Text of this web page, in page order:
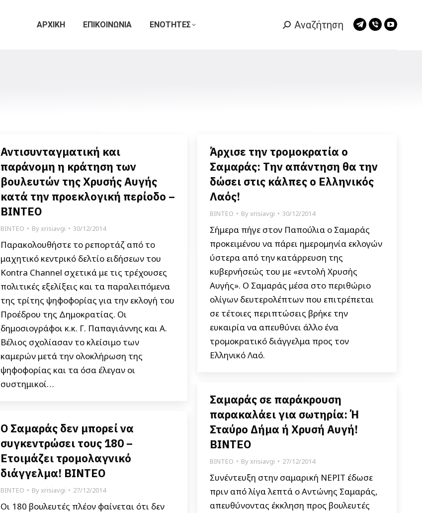
ΑΡΧΙΚΗ ΕΠΙΚΟΙΝΩΝΙΑ ΕΝΟΤΗΤΕΣ Search:
Αναζήτηση
Telegram
Viber
Αντισυνταγματική και
παράνομη η κράτηση των
βουλευτών της Χρυσής Αυγής
κατά την προεκλογική περίοδο –
ΒΙΝΤΕΟ
ΒΙΝΤΕΟ Byxrisiavgi 30/12/2014
Παρακολουθήστε το ρεπορτάζ από το
μαχητικό κεντρικό δελτίο ειδήσεων του
Kontra Channel σχετικά με τις τρέχουσες
πολιτικές εξελίξεις και τα παραλειπόμενα
της τρίτης ψηφοφορίας για την εκλογή του
Προέδρου της Δημοκρατίας. Οι
δημοσιογράφοι κ.κ. Γ. Παπαγιάννης και Α.
Βέλιος σχολίασαν το κλείσιμο των
καμερών μετά την ολοκλήρωση της
ψηφοφορίας και τα όσα έλεγαν οι
συστημικοί…
Άρχισε την τρομοκρατία ο
Σαμαράς: Την απάντηση θα την
δώσει στις κάλπες ο Ελληνικός
Λαός!
ΒΙΝΤΕΟ Byxrisiavgi 30/12/2014
Σήμερα πήγε στον Παπούλια ο Σαμαράς
προκειμένου να πάρει ημερομηνία εκλογών
ύστερα από την κατάρρευση της
κυβερνήσεώς του με «εντολή Χρυσής
Αυγής». Ο Σαμαράς μέσα στο περιθώριο
ολίγων δευτερολέπτων που επιτρέπεται
σε τέτοιες περιπτώσεις βρήκε την
ευκαιρία να απευθύνει άλλο ένα
τρομοκρατικό διάγγελμα προς τον
Ελληνικό Λαό.
Σαμαράς σε παράκρουση
παρακαλάει για σωτηρία: Ή
Σταύρο Δήμα ή Χρυσή Αυγή!
ΒΙΝΤΕΟ
ΒΙΝΤΕΟ Byxrisiavgi 27/12/2014
Συνέντευξη στην σαμαρική ΝΕΡΙΤ έδωσε
πριν από λίγα λεπτά ο Αντώνης Σαμαράς,
απευθύνοντας έκκληση προς βουλευτές
Ο Σαμαράς δεν μπορεί να
συγκεντρώσει τους 180 –
Ετοιμάζει τρομολαγνικό
διάγγελμα! ΒΙΝΤΕΟ
ΒΙΝΤΕΟ Byxrisiavgi 27/12/2014
Οι 180 βουλευτές πλέον φαίνεται ότι δεν